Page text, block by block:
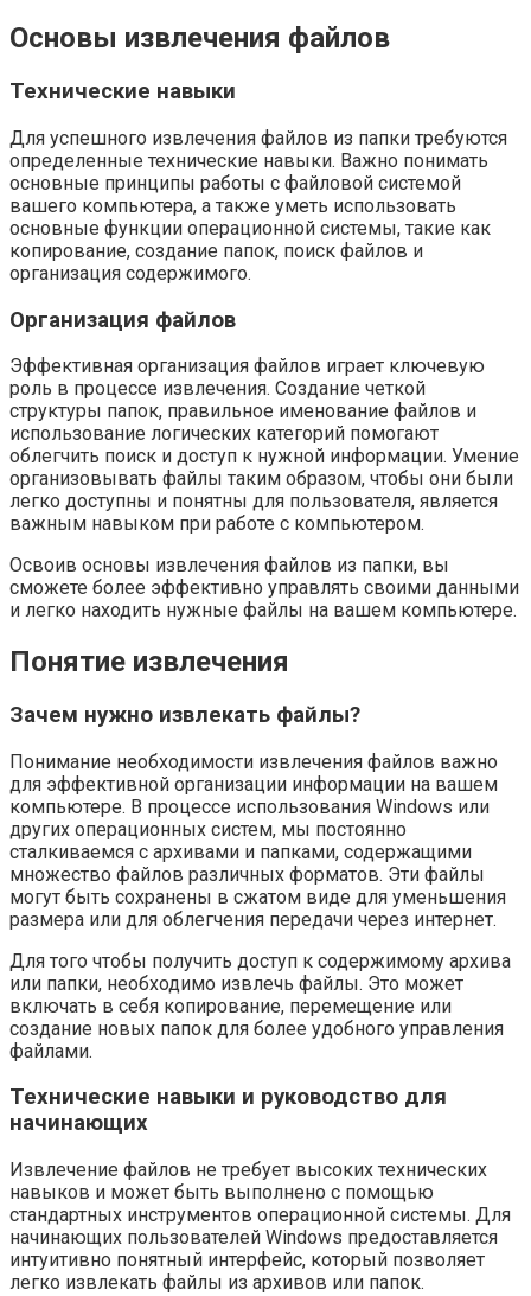
Основы извлечения файлов
Технические навыки
Для успешного извлечения файлов из папки требуются
определенные технические навыки. Важно понимать
основные принципы работы с файловой системой
вашего компьютера, а также уметь использовать
основные функции операционной системы, такие как
копирование, создание папок, поиск файлов и
организация содержимого.
Организация файлов
Эффективная организация файлов играет ключевую
роль в процессе извлечения. Создание четкой
структуры папок, правильное именование файлов и
использование логических категорий помогают
облегчить поиск и доступ к нужной информации. Умение
организовывать файлы таким образом, чтобы они были
легко доступны и понятны для пользователя, является
важным навыком при работе с компьютером.
Освоив основы извлечения файлов из папки, вы
сможете более эффективно управлять своими данными
и легко находить нужные файлы на вашем компьютере.
Понятие извлечения
Зачем нужно извлекать файлы?
Понимание необходимости извлечения файлов важно
для эффективной организации информации на вашем
компьютере. В процессе использования Windows или
других операционных систем, мы постоянно
сталкиваемся с архивами и папками, содержащими
множество файлов различных форматов. Эти файлы
могут быть сохранены в сжатом виде для уменьшения
размера или для облегчения передачи через интернет.
Для того чтобы получить доступ к содержимому архива
или папки, необходимо извлечь файлы. Это может
включать в себя копирование, перемещение или
создание новых папок для более удобного управления
файлами.
Технические навыки и руководство для
начинающих
Извлечение файлов не требует высоких технических
навыков и может быть выполнено с помощью
стандартных инструментов операционной системы. Для
начинающих пользователей Windows предоставляется
интуитивно понятный интерфейс, который позволяет
легко извлекать файлы из архивов или папок.